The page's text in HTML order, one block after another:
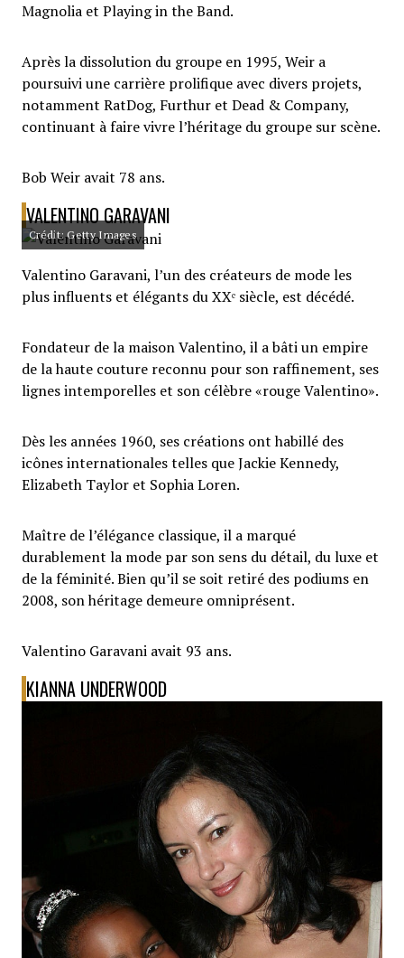
Magnolia et Playing in the Band.
Après la dissolution du groupe en 1995, Weir a
poursuivi une carrière prolifique avec divers projets,
notamment RatDog, Furthur et Dead & Company,
continuant à faire vivre l’héritage du groupe sur scène.
Bob Weir avait 78 ans.
VALENTINO GARAVANI
Crédit: Getty Images
Valentino Garavani, l’un des créateurs de mode les
plus influents et élégants du XXᵉ siècle, est décédé.
Fondateur de la maison Valentino, il a bâti un empire
de la haute couture reconnu pour son raffinement, ses
lignes intemporelles et son célèbre «rouge Valentino».
Dès les années 1960, ses créations ont habillé des
icônes internationales telles que Jackie Kennedy,
Elizabeth Taylor et Sophia Loren.
Maître de l’élégance classique, il a marqué
durablement la mode par son sens du détail, du luxe et
de la féminité. Bien qu’il se soit retiré des podiums en
2008, son héritage demeure omniprésent.
Valentino Garavani avait 93 ans.
KIANNA UNDERWOOD